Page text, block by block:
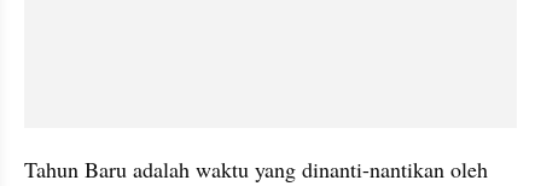
Tahun Baru adalah waktu yang dinanti-nantikan oleh